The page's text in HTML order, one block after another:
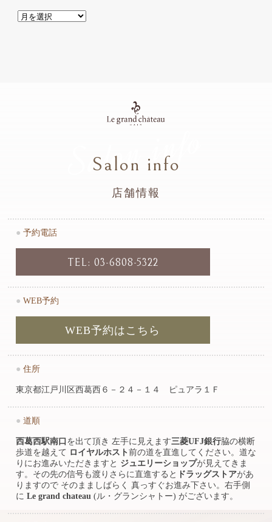
Salon info
Salon info
店舗情報
● 予約電話
TEL: 03-6808-5322
● WEB予約
WEB予約はこちら
● 住所
東京都江戸川区西葛西６－２４－１４ ピュアラ１Ｆ
● 道順
西葛西駅南口 を出て頂き 左手に見えます三菱UFJ銀行脇の横断
歩道を越えて ロイヤルホスト 前の道を直進してください。道な
りにお進みいただきますと ジュエリーショップが見えてきま
す。その先の信号も渡りさらに直進すると ドラッグストアがあ
りますので そのまましばらく 真っすぐお進み下さい。右手側
に Le grand chateau (ル・グランシャトー) がございます。